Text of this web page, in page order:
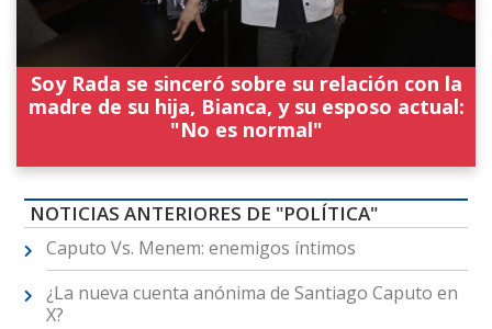
Soy Rada se sinceró sobre su relación con la
madre de su hija, Bianca, y su esposo actual:
"No es normal"
NOTICIAS ANTERIORES DE "POLÍTICA"
Caputo Vs. Menem: enemigos íntimos
¿La nueva cuenta anónima de Santiago Caputo en
X?